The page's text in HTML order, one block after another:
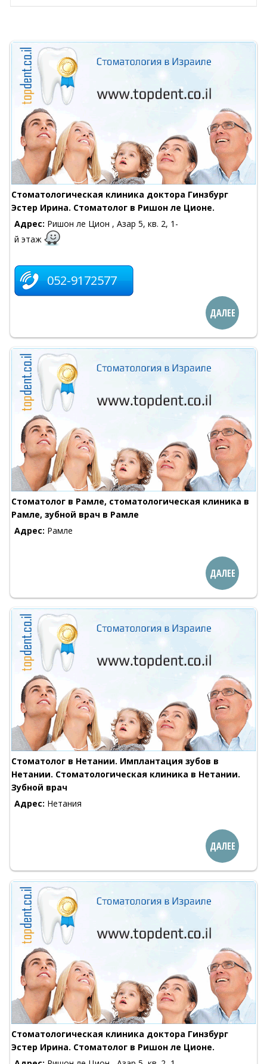
Стоматологическая клиника доктора Гинзбург
Эстер Ирина. Стоматолог в Ришон ле Ционе.
Адрес: Ришон ле Цион , Азар 5, кв. 2, 1-
й этаж
052-9172577
ДАЛЕЕ
Стоматолог в Рамле, стоматологическая клиника в
Рамле, зубной врач в Рамле
Адрес: Рамле
ДАЛЕЕ
Стоматолог в Нетании. Имплантация зубов в
Нетании. Стоматологическая клиника в Нетании.
Зубной врач
Адрес: Нетания
ДАЛЕЕ
Стоматологическая клиника доктора Гинзбург
Эстер Ирина. Стоматолог в Ришон ле Ционе.